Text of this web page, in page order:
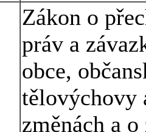
Zákon o
práv a
obce,
tělovýchovy
změnách a